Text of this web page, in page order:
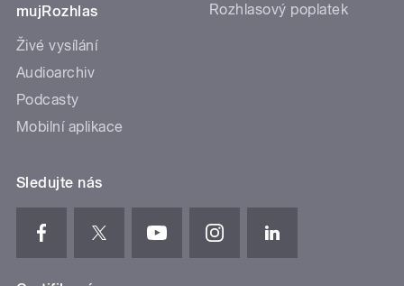
mujRozhlas
Živé vysílání
Audioarchiv
Podcasty
Mobilní aplikace
Rozhlasový poplatek
Sledujte nás